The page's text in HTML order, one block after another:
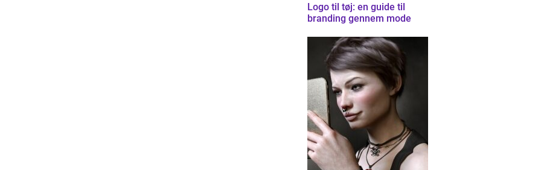
Logo til tøj: en guide til
branding gennem mode